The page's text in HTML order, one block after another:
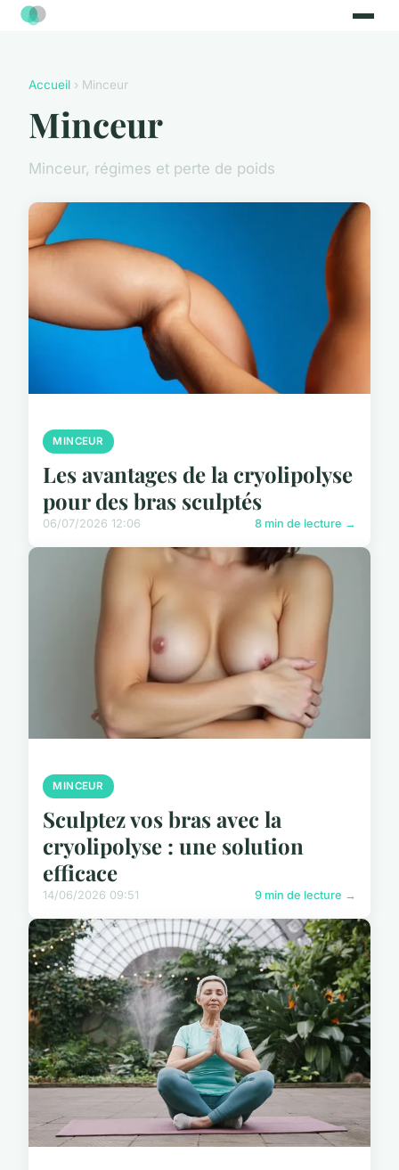
Accueil › Minceur
Minceur
Minceur, régimes et perte de poids
MINCEUR
Les avantages de la cryolipolyse
pour des bras sculptés
06/07/2026 12:06 8 min de lecture →
MINCEUR
Sculptez vos bras avec la
cryolipolyse : une solution
efficace
14/06/2026 09:51 9 min de lecture →